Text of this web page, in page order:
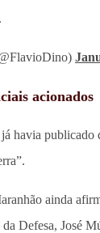
acionados
havia publicado
ainda
Defesa, José